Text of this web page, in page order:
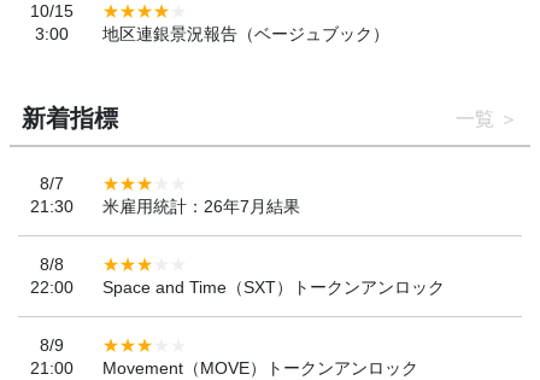
10/15
3:00
地区連銀景況報告（ベージュブック）
新着指標 一覧
8/7
21:30
米雇用統計：26年7月結果
8/8
22:00
Space and Time（SXT）トークンアンロック
8/9
21:00
Movement（MOVE）トークンアンロック